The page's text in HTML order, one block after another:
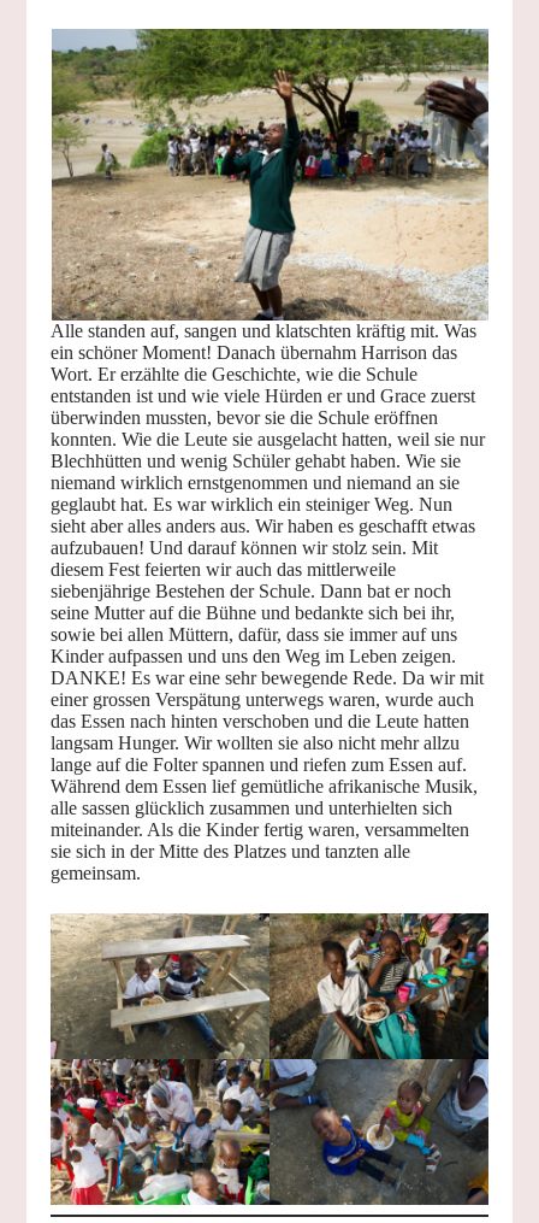
Alle standen auf, sangen und klatschten kräftig mit. Was
ein schöner Moment! Danach übernahm Harrison das
Wort. Er erzählte die Geschichte, wie die Schule
entstanden ist und wie viele Hürden er und Grace zuerst
überwinden mussten, bevor sie die Schule eröffnen
konnten. Wie die Leute sie ausgelacht hatten, weil sie nur
Blechhütten und wenig Schüler gehabt haben. Wie sie
niemand wirklich ernstgenommen und niemand an sie
geglaubt hat. Es war wirklich ein steiniger Weg. Nun
sieht aber alles anders aus. Wir haben es geschafft etwas
aufzubauen! Und darauf können wir stolz sein. Mit
diesem Fest feierten wir auch das mittlerweile
siebenjährige Bestehen der Schule. Dann bat er noch
seine Mutter auf die Bühne und bedankte sich bei ihr,
sowie bei allen Müttern, dafür, dass sie immer auf uns
Kinder aufpassen und uns den Weg im Leben zeigen.
DANKE! Es war eine sehr bewegende Rede. Da wir mit
einer grossen Verspätung unterwegs waren, wurde auch
das Essen nach hinten verschoben und die Leute hatten
langsam Hunger. Wir wollten sie also nicht mehr allzu
lange auf die Folter spannen und riefen zum Essen auf.
Während dem Essen lief gemütliche afrikanische Musik,
alle sassen glücklich zusammen und unterhielten sich
miteinander. Als die Kinder fertig waren, versammelten
sie sich in der Mitte des Platzes und tanzten alle
gemeinsam.